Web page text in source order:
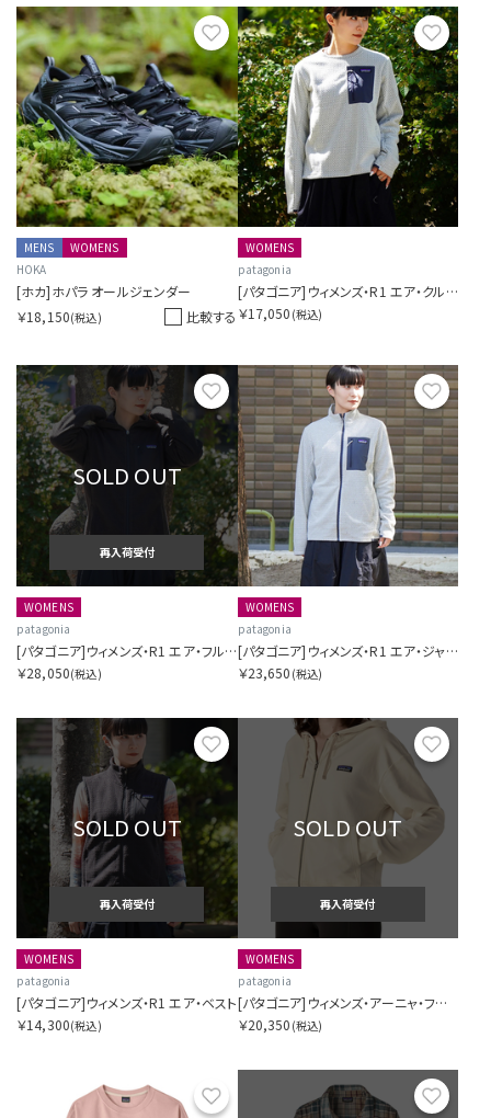
お気に入り
MENS
WOMENS
HOKA
[ホカ]ホパラ オールジェンダー
￥18,150(税込) 比較する
お気
WOMENS
patagonia
[パタゴニア]ウィメンズ・R1 エア・クルー
￥17,050 (税込)
お気に入り
SOLD OUT
再入荷受付
WOMENS
patagonia
[パタゴニア]ウィメンズ・R1 エア・フルジップ・フーディ
￥28,050(税込)
お気
WOMENS
patagonia
[パタゴニア]ウィメンズ・R1 エア・ジャケット
￥23,650 (税込)
お気に入り
SOLD OUT
再入荷受付
WOMENS
patagonia
[パタゴニア]ウィメンズ・R1 エア・ベスト
￥14,300(税込)
SOLD OUT
再入荷受付
WOMENS
patagonia
[パタゴニア]ウィメンズ・アーニャ・フルジップ・フーディ
￥20,350 (税込)
お気に入り